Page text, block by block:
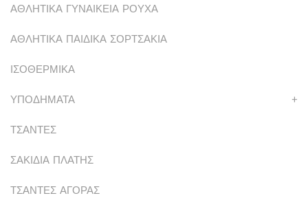
ΑΘΛΗΤΙΚΑ ΓΥΝΑΙΚΕΙΑ ΡΟΥΧΑ
ΑΘΛΗΤΙΚΑ ΠΑΙΔΙΚΑ ΣΟΡΤΣΑΚΙΑ
ΙΣΟΘΕΡΜΙΚΑ
ΥΠΟΔΗΜΑΤΑ +
ΤΣΑΝΤΕΣ
ΣΑΚΙΔΙΑ ΠΛΑΤΗΣ
ΤΣΑΝΤΕΣ ΑΓΟΡΑΣ